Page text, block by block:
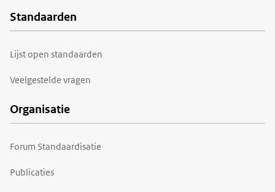
Voet
Standaarden
Lijst open standaarden
Veelgestelde vragen
Organisatie
Forum Standaardisatie
Publicaties